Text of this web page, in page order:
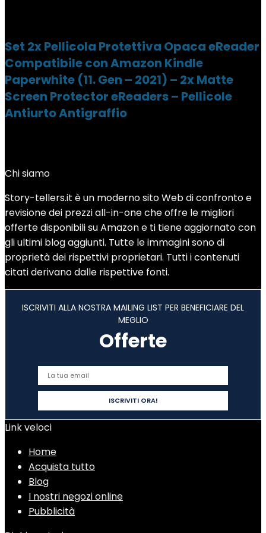
Set 2x Pellicola Protettiva Opaca eReader
Compatibile con Amazon Kindle
Paperwhite (11. Gen – 2021) – 2x Matte
Screen Protector eReaders – Pellicole
Antiurto Antigraffio
Chi siamo
Story-tellers.it è un moderno sito Web di confronto e
revisione dei prezzi all-in-one che offre le migliori
offerte disponibili su Amazon e ti tiene aggiornato con
gli ultimi blog aggiunti. Tutte le immagini sono di
proprietà dei rispettivi proprietari. Tutti i contenuti
citati derivano dalle rispettive fonti.
ISCRIVITI ALLA NOSTRA MAILING LIST PER BENEFICIARE DEL
MEGLIO
Offerte
Link veloci
Home
Acquista tutto
Blog
I nostri negozi online
Pubblicità